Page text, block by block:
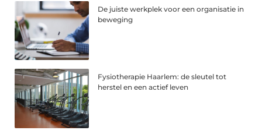
De juiste werkplek voor een organisatie in
beweging
Fysiotherapie Haarlem: de sleutel tot
herstel en een actief leven